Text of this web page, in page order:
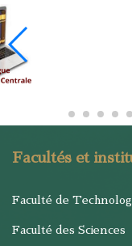
Facultés et
Faculté de
Faculté des Sciences